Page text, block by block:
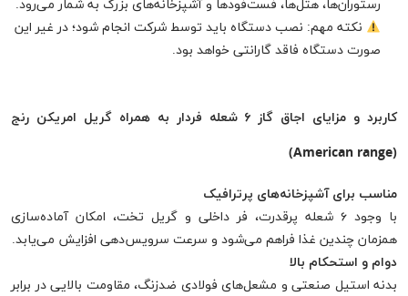
رستوران‌ها، هتل‌ها، فست‌فودها و آشپزخانه‌های بزرگ به شمار می‌رود.
نکته مهم: نصب دستگاه باید توسط شرکت انجام شود؛ در غیر این
صورت دستگاه فاقد گارانتی خواهد بود.
کاربرد و مزایای اجاق گاز ۶ شعله فردار به همراه گريل امریکن رنج
(American range)
مناسب برای آشپزخانه‌های پرترافیک
با وجود ۶ شعله پرقدرت، فر داخلی و گریل تخت، امکان آماده‌سازی
همزمان چندین غذا فراهم می‌شود و سرعت سرویس‌دهی افزایش می‌یابد.
دوام و استحکام بالا
بدنه استیل صنعتی و مشعل‌های فولادی ضدزنگ، مقاومت بالایی در برابر